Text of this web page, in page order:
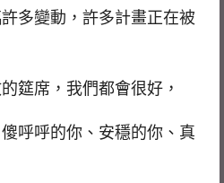
多變動，許多計畫正在被
筵席，我們都會很好，
呼呼的你、安穩的你、真